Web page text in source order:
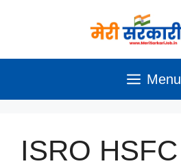
Menu
ISRO HSFC